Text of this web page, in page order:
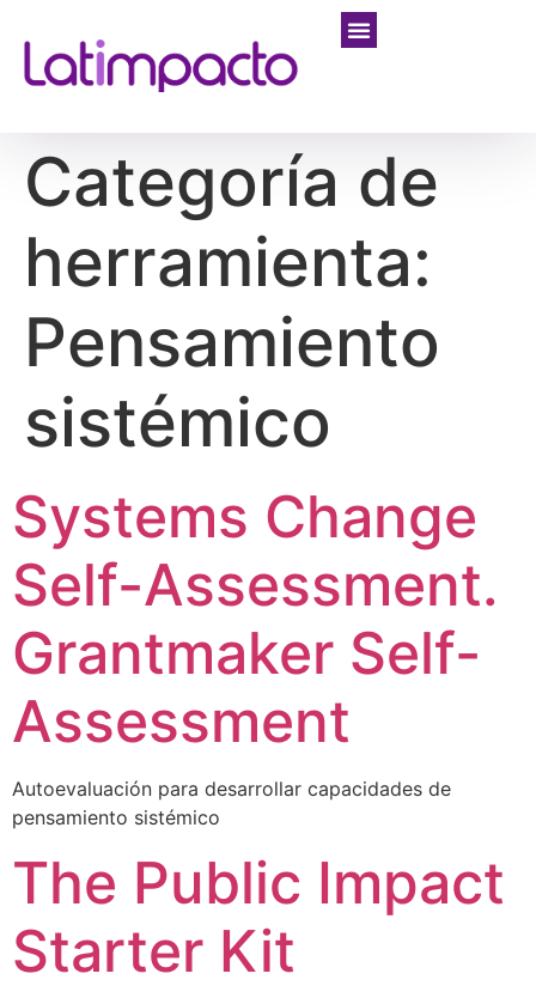
Categoría de
herramienta:
Pensamiento
sistémico
Systems Change
Self-Assessment.
Grantmaker Self-
Assessment
Autoevaluación para desarrollar capacidades de
pensamiento sistémico
The Public Impact
Starter Kit